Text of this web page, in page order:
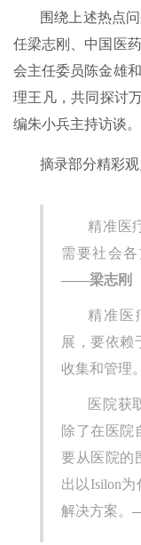
围绕上述热点
任梁志刚、中国医
会主任委员陈金雄
理王凡，共同探讨
编朱小兵主持访谈。
摘录部分精彩观
精准医
需要社会
——梁志刚
精准医
展，要依赖
收集和管理。
医院获
除了在医院
要从医院的
出以Isilon
解决方案。